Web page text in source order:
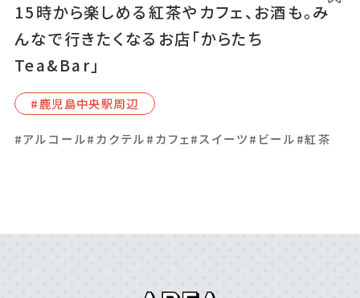
15時から楽しめる紅茶やカフェ、お酒も。み
んなで行きたくなるお店「からたち
Tea&Bar」
#⿅児島中央駅周辺
#アルコール#カクテル#カフェ#スイーツ#ビール#紅茶
15時から楽しめる紅茶やカフェ、お酒も。み
んなで行きたくなるお店「からたち
Tea&Bar」
#⿅児島中央駅周辺
#アルコール#カクテル#カフェ#スイーツ#ビール#紅茶